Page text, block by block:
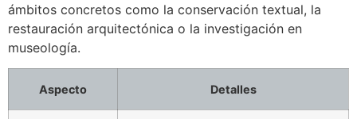
ámbitos concretos como la conservación textual, la
restauración arquitectónica o la investigación en
museología.
Aspecto Detalles